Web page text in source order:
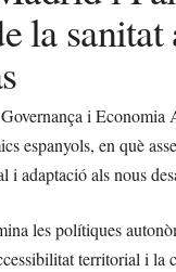
la
i
espanyols, en què
i adaptació als nous
les polítiques
territorial i la